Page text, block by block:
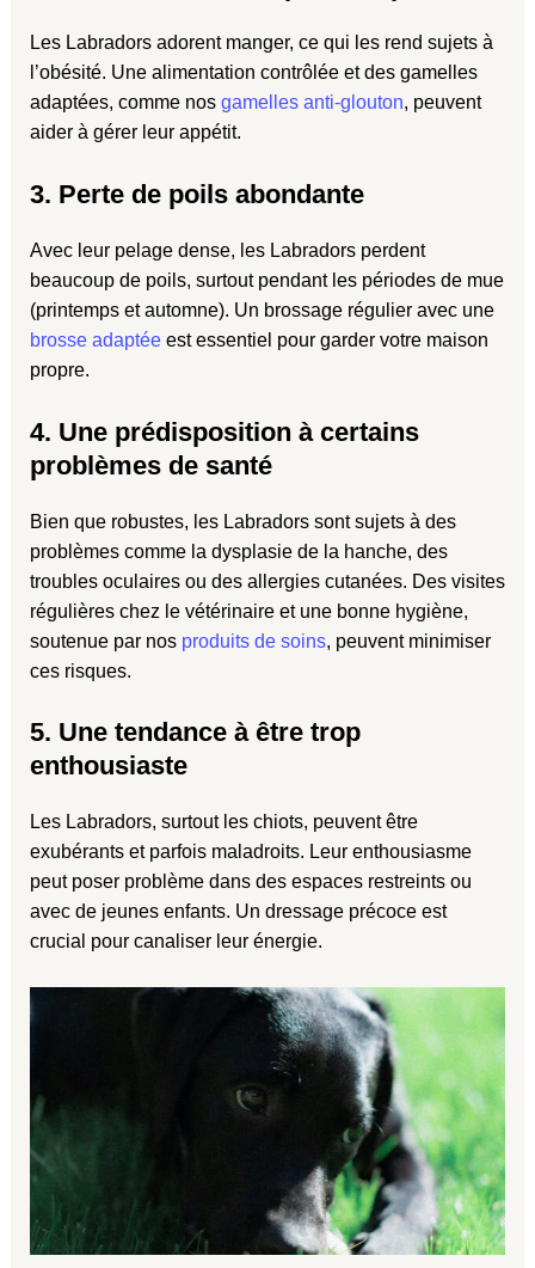
Les Labradors adorent manger, ce qui les rend sujets à
l’obésité. Une alimentation contrôlée et des gamelles
adaptées, comme nos gamelles anti-glouton, peuvent
aider à gérer leur appétit.
3. Perte de poils abondante
Avec leur pelage dense, les Labradors perdent
beaucoup de poils, surtout pendant les périodes de mue
(printemps et automne). Un brossage régulier avec une
brosse adaptéeest essentiel pour garder votre maison
propre.
4. Une prédisposition à certains
problèmes de santé
Bien que robustes, les Labradors sont sujets à des
problèmes comme la dysplasie de la hanche, des
troubles oculaires ou des allergies cutanées. Des visites
régulières chez le vétérinaire et une bonne hygiène,
soutenue par nos produits de soins, peuvent minimiser
ces risques.
5. Une tendance à être trop
enthousiaste
Les Labradors, surtout les chiots, peuvent être
exubérants et parfois maladroits. Leur enthousiasme
peut poser problème dans des espaces restreints ou
avec de jeunes enfants. Un dressage précoce est
crucial pour canaliser leur énergie.